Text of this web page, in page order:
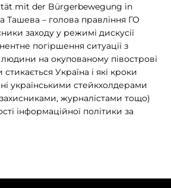
mit der Bürgerbewegung in
Ташева – голова правління ГО
заходу у режимі дискусії
погіршення ситуації з
на окупованому півострові
Україна і які кроки
українськими стейкхолдерами
журналістами тощо)
інформаційної політики за